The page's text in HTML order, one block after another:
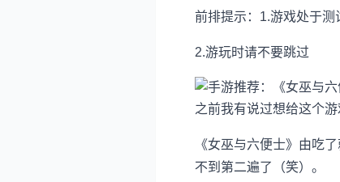
前排提示：1.游戏处于测
2.游玩时请不要跳过
之前我有说过想给这个
《女巫与六便士》由吃
不到第二遍了（笑）。